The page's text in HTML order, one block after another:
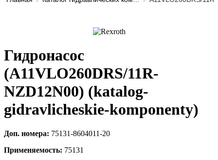
Гидронасос
(A11VLO260DRS/11R-
NZD12N00) (katalog-
gidravlicheskie-komponenty)
Доп. номера: 75131-8604011-20
Применяемость: 75131